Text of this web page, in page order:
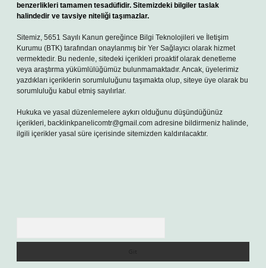
benzerlikleri tamamen tesadüfidir. Sitemizdeki bilgiler taslak
halindedir ve tavsiye niteliği taşımazlar.
Sitemiz, 5651 Sayılı Kanun gereğince Bilgi Teknolojileri ve İletişim
Kurumu (BTK) tarafından onaylanmış bir Yer Sağlayıcı olarak hizmet
vermektedir. Bu nedenle, sitedeki içerikleri proaktif olarak denetleme
veya araştırma yükümlülüğümüz bulunmamaktadır. Ancak, üyelerimiz
yazdıkları içeriklerin sorumluluğunu taşımakta olup, siteye üye olarak bu
sorumluluğu kabul etmiş sayılırlar.
Hukuka ve yasal düzenlemelere aykırı olduğunu düşündüğünüz
içerikleri, backlinkpanelicomtr@gmail.com adresine bildirmeniz halinde,
ilgili içerikler yasal süre içerisinde sitemizden kaldırılacaktır.